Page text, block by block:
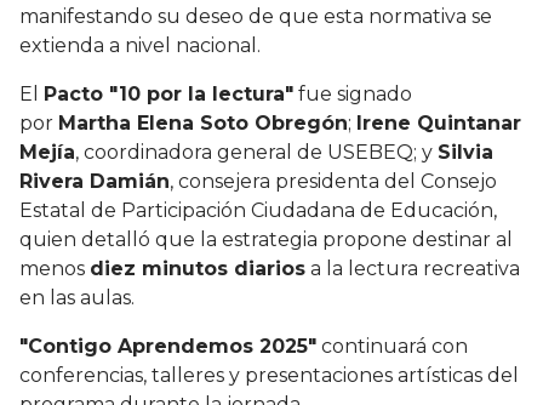
manifestando su deseo de que esta normativa se
extienda a nivel nacional.
El Pacto "10 por la lectura" fue signado
por Martha Elena Soto Obregón; Irene Quintanar
Mejía, coordinadora general de USEBEQ; y Silvia
Rivera Damián, consejera presidenta del Consejo
Estatal de Participación Ciudadana de Educación,
quien detalló que la estrategia propone destinar al
menos diez minutos diarios a la lectura recreativa
en las aulas.
"Contigo Aprendemos 2025" continuará con
conferencias, talleres y presentaciones artísticas del